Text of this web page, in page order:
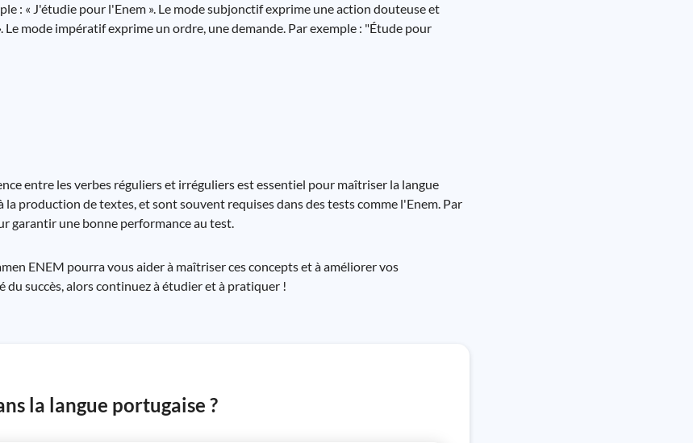
: « J'étudie pour l'Enem ». Le mode subjonctif exprime une action douteuse et
mode impératif exprime un ordre, une demande. Par exemple : "Étude pour
entre les verbes réguliers et irréguliers est essentiel pour maîtriser la langue
production de textes, et sont souvent requises dans des tests comme l'Enem. Par
garantir une bonne performance au test.
ENEM pourra vous aider à maîtriser ces concepts et à améliorer vos
succès, alors continuez à étudier et à pratiquer !
la langue portugaise ?